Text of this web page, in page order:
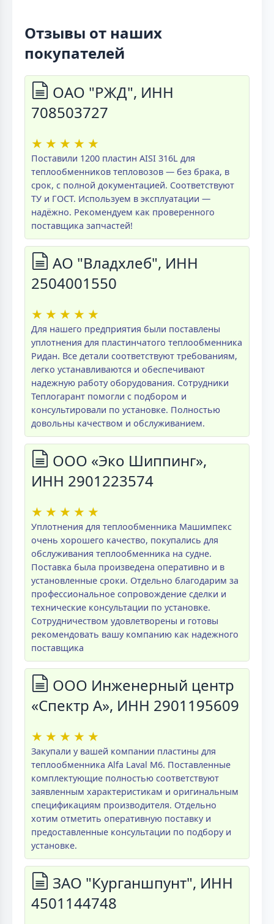
Отзывы от наших
покупателей
ОАО "РЖД", ИНН
708503727
★ ★ ★ ★ ★
Поставили 1200 пластин AISI 316L для
теплообменников тепловозов — без брака, в
срок, с полной документацией. Соответствуют
ТУ и ГОСТ. Используем в эксплуатации —
надёжно. Рекомендуем как проверенного
поставщика запчастей!
АО "Владхлеб", ИНН
2504001550
★ ★ ★ ★ ★
Для нашего предприятия были поставлены
уплотнения для пластинчатого теплообменника
Ридан. Все детали соответствуют требованиям,
легко устанавливаются и обеспечивают
надежную работу оборудования. Сотрудники
Теплогарант помогли с подбором и
консультировали по установке. Полностью
довольны качеством и обслуживанием.
ООО «Эко Шиппинг»,
ИНН 2901223574
★ ★ ★ ★ ★
Уплотнения для теплообменника Машимпекс
очень хорошего качество, покупались для
обслуживания теплообменника на судне.
Поставка была произведена оперативно и в
установленные сроки. Отдельно благодарим за
профессиональное сопровождение сделки и
технические консультации по установке.
Сотрудничеством удовлетворены и готовы
рекомендовать вашу компанию как надежного
поставщика
ООО Инженерный центр
«Спектр А», ИНН 2901195609
★ ★ ★ ★ ★
Закупали у вашей компании пластины для
теплообменника Alfa Laval M6. Поставленные
комплектующие полностью соответствуют
заявленным характеристикам и оригинальным
спецификациям производителя. Отдельно
хотим отметить оперативную поставку и
предоставленные консультации по подбору и
установке.
ЗАО "Курганшпунт", ИНН
4501144748